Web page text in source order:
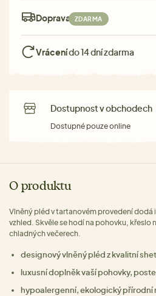
Doprava: ZDARMA
Vrácenído 14 dní zdarma
Dostupnost v obchodech
Dostupné pouze online
O produktu
Vlněný pléd v tartanovém provedení
vzhled. Skvěle se hodí na pohovku, křeslo
chladných večerech.
designový vlněný pléd z kvalitní
luxusní doplněk vaší pohovky,
hypoalergenní, ekologický přírodní